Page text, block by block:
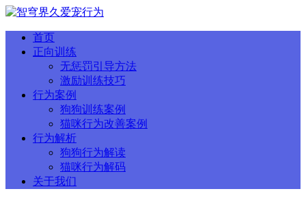
首页
正向训练
无惩罚引导方法
激励训练技巧
行为案例
狗狗训练案例
猫咪行为改善案例
行为解析
狗狗行为解读
猫咪行为解码
关于我们